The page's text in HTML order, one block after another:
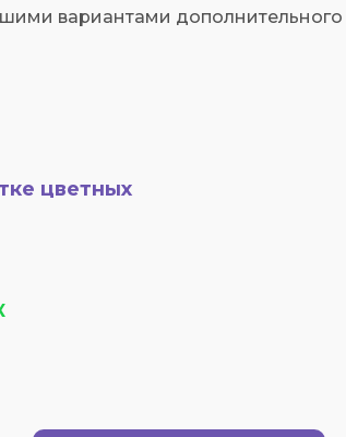
вариантами
цветных